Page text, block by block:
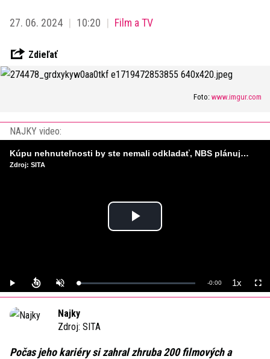
27. 06. 2024 10:20 Film a TV
Zdieľať
Foto: www.imgur.com
NAJKY video:
Play
Play UnmuteLoaded:
0%
Remaining
-0:00 1xPlayback
Rate
Kúpu nehnuteľnosti by ste nemali odkladať, NBS plánuje sprísniť pravidlá pri hypotékach
Zdroj: SITA
Najky
Zdroj: SITA
Počas jeho kariéry si zahral zhruba 200 filmových a